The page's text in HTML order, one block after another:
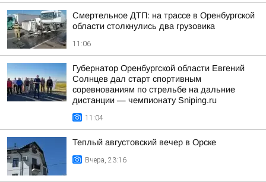
Смертельное ДТП: на трассе в Оренбургской
области столкнулись два грузовика
11:06
Губернатор Оренбургской области Евгений
Солнцев дал старт спортивным
соревнованиям по стрельбе на дальние
дистанции — чемпионату Sniping.ru
11:04
Теплый августовский вечер в Орске
Вчера, 23:16